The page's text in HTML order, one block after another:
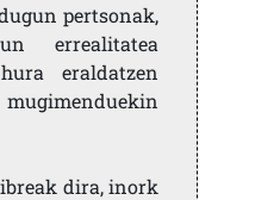
pertsonak,
errealitatea
eraldatzen
dira, inork